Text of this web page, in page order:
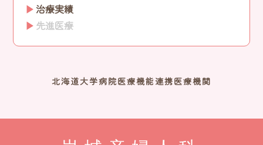
治療実績
先進医療
北海道大学病院医療機能連携医療機関